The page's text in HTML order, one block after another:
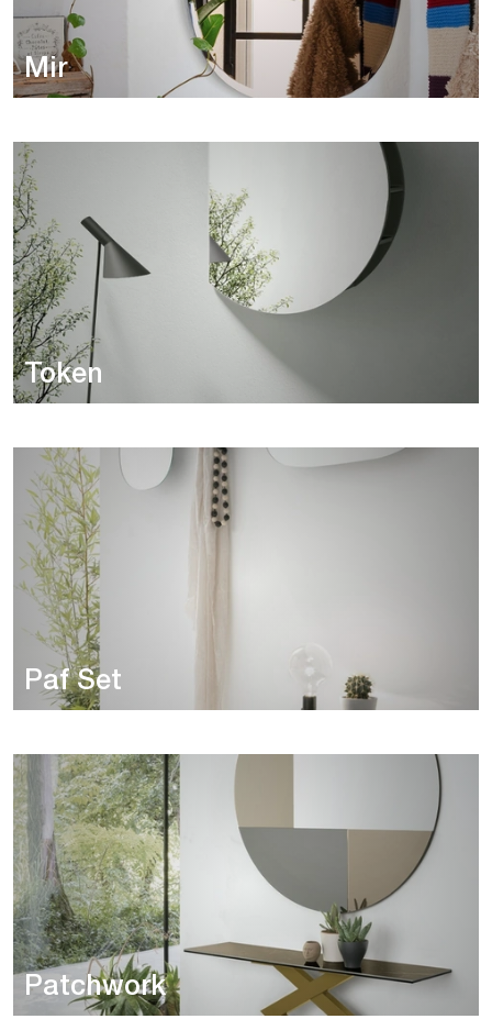
Mir
Token
Paf Set
Patchwork